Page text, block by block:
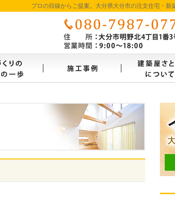
プロの目線からご提案。大分県大分市の注文住宅・新